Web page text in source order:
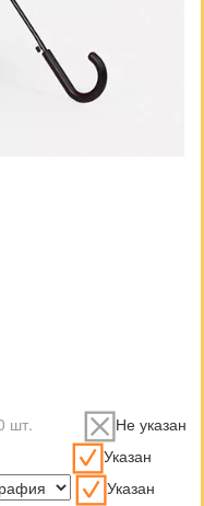
Не указан
Указан
Указан